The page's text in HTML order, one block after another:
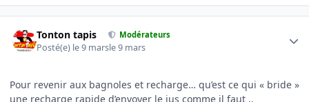
Tonton tapis Modérateurs
Posté(e) le 9 marsle 9 mars
Pour revenir aux bagnoles et recharge… qu’est ce qui « bride »
une recharge rapide d’envoyer le jus comme il faut ..